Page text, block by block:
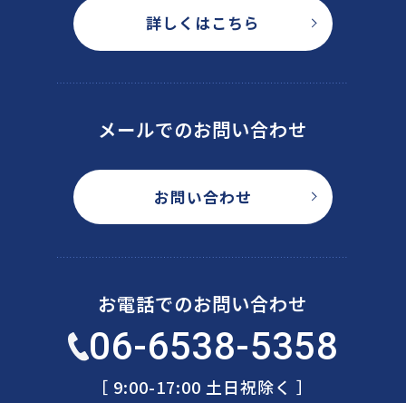
詳しくはこちら
メールでのお問い合わせ
お問い合わせ
お電話でのお問い合わせ
06-6538-5358
［ 9:00-17:00 土日祝除く ］